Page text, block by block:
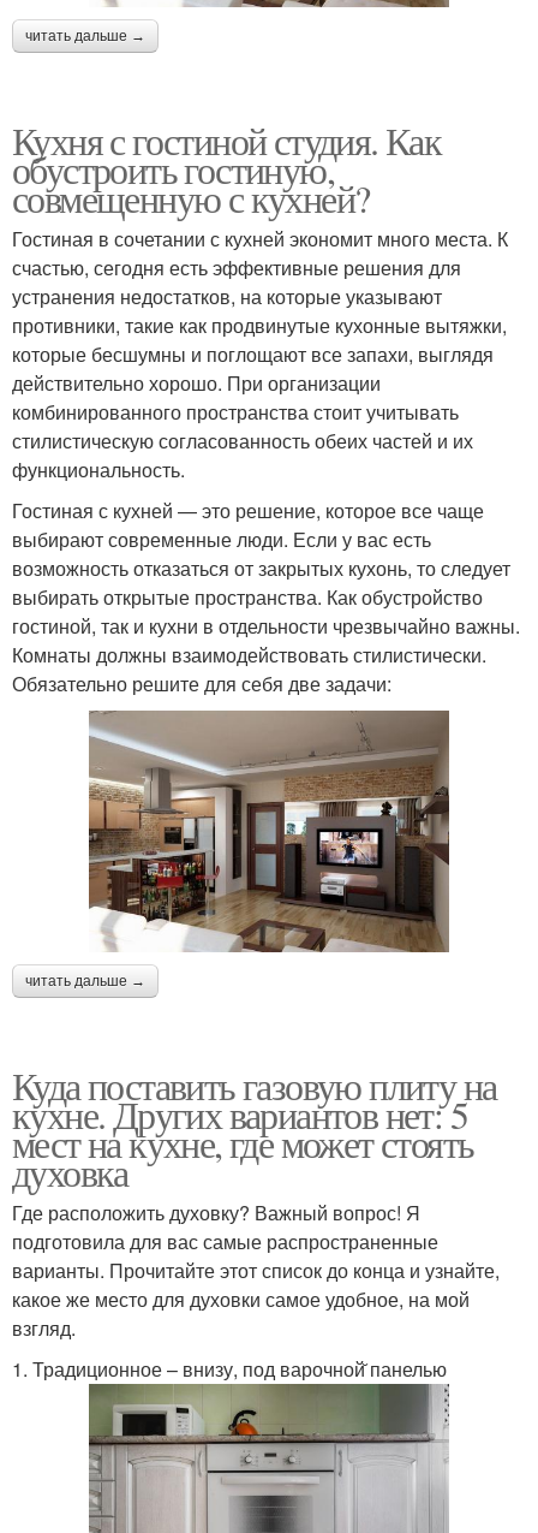
читать дальше →
Кухня с гостиной студия. Как
обустроить гостиную,
совмещенную с кухней?
Гостиная в сочетании с кухней экономит много места. К
счастью, сегодня есть эффективные решения для
устранения недостатков, на которые указывают
противники, такие как продвинутые кухонные вытяжки,
которые бесшумны и поглощают все запахи, выглядя
действительно хорошо. При организации
комбинированного пространства стоит учитывать
стилистическую согласованность обеих частей и их
функциональность.
Гостиная с кухней — это решение, которое все чаще
выбирают современные люди. Если у вас есть
возможность отказаться от закрытых кухонь, то следует
выбирать открытые пространства. Как обустройство
гостиной, так и кухни в отдельности чрезвычайно важны.
Комнаты должны взаимодействовать стилистически.
Обязательно решите для себя две задачи:
читать дальше →
Куда поставить газовую плиту на
кухне. Других вариантов нет: 5
мест на кухне, где может стоять
духовка
Где расположить духовку? Важный вопрос! Я
подготовила для вас самые распространенные
варианты. Прочитайте этот список до конца и узнайте,
какое же место для духовки самое удобное, на мой
взгляд.
1. Традиционное – внизу, под варочной̆ панелью